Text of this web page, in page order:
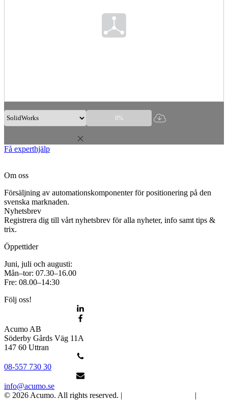
0%
Få experthjälp
Om oss
Försäljning av automationskomponenter för positionering på den
svenska marknaden.
Nyhetsbrev
Registrera dig till vårt nyhetsbrev för alla nyheter, info samt tips &
trix.
Öppettider
Juni, juli och augusti:
Mån–tor: 07.30–16.00
Fre: 08.00–14:30
Följ oss!
Acumo AB
Söderby Gårds Väg 11A
147 60 Uttran
08-557 730 30
info@acumo.se
© 2026 Acumo. All rights reserved. |
|